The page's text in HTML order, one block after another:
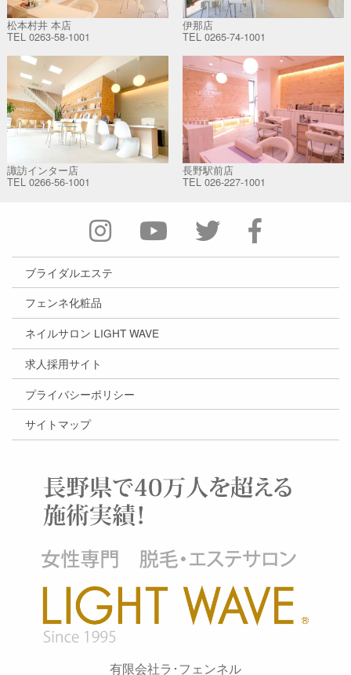
松本村井 本店
TEL 0263-58-1001
伊那店
TEL 0265-74-1001
諏訪インター店
TEL 0266-56-1001
長野駅前店
TEL 026-227-1001
有限会社ラ･フェンネル
ブライダルエステ
フェンネ化粧品
ネイルサロン LIGHT WAVE
求人採用サイト
プライバシーポリシー
サイトマップ